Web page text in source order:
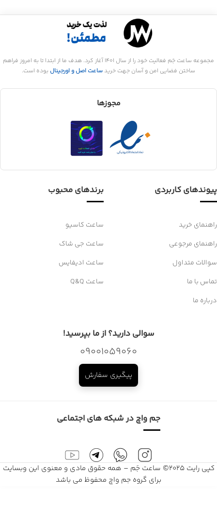
مجموعه ساعت جَم فعالیت خود را از سال 1401 آغاز کرد. هدف ما از ابتدا تا به امروز فراهم
ساختن فضایی امن و آسان جهت خرید ساعت اصل و اورجینال بوده است.
مجوزها
پیوندهای کاربردی
راهنمای خرید
راهنمای مرجوعی
سوالات متداول
تماس با ما
درباره ما
برندهای محبوب
ساعت کاسیو
ساعت جی شاک
ساعت ادیفایس
ساعت Q&Q
سوالی دارید؟ از ما بپرسید!
09001059060
پیگیری سفارش
جم واچ در شبکه های اجتماعی
کپی رایت 2025© ساعت جَم – همه حقوق مادی و معنوی این وبسایت
برای گروه جم واچ محفوظ می باشد